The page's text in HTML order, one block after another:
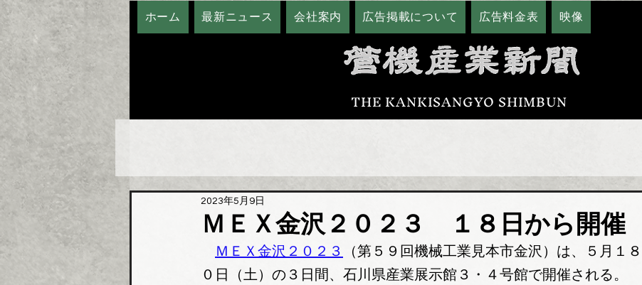
ホーム 最新ニュース 会社案内 広告掲載について 広告料金表 映像
THE KANKISANGYO SHIMBUN
ＭＥＸ金沢２０２３ １８日から開催
2023年5月9日
ＭＥＸ金沢２０２３
（第５９回機械工業見本市金沢）は、５月１
０日（土）の３日間、石川県産業展示館３・４号館で開催される。